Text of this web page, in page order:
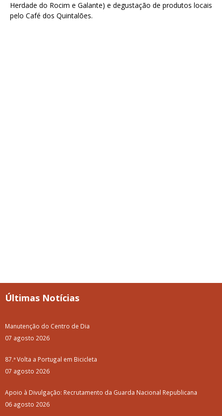
Herdade do Rocim e Galante) e degustação de produtos locais
pelo Café dos Quintalões.
Últimas Notícias
Manutenção do Centro de Dia
07 agosto 2026
87.ª Volta a Portugal em Bicicleta
07 agosto 2026
Apoio à Divulgação: Recrutamento da Guarda Nacional Republicana
06 agosto 2026